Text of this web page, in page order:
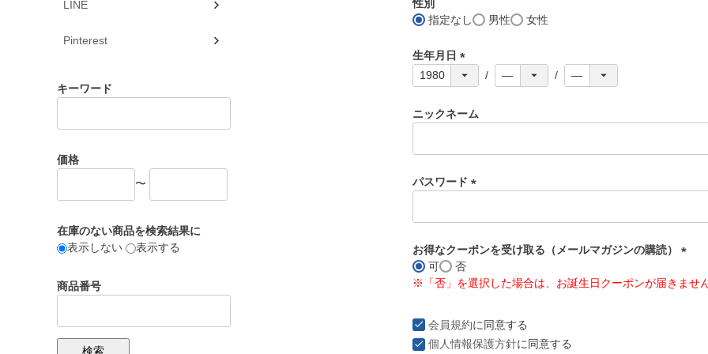
性別
指定なし
男性 女性
生年月日
(
)
ニックネーム
パスワード
)
お得なクーポンを受け取る（メールマガジンの購読）
必
可
否
※「否」を選択した場合は、お誕生日クーポンが届きませ
会員規約に同意する
個人情報保護方針に同意する
LINE
Pinterest
キーワード
価格
〜
在庫のない商品を検索結果に
表示しない
表示する
商品番号
検索